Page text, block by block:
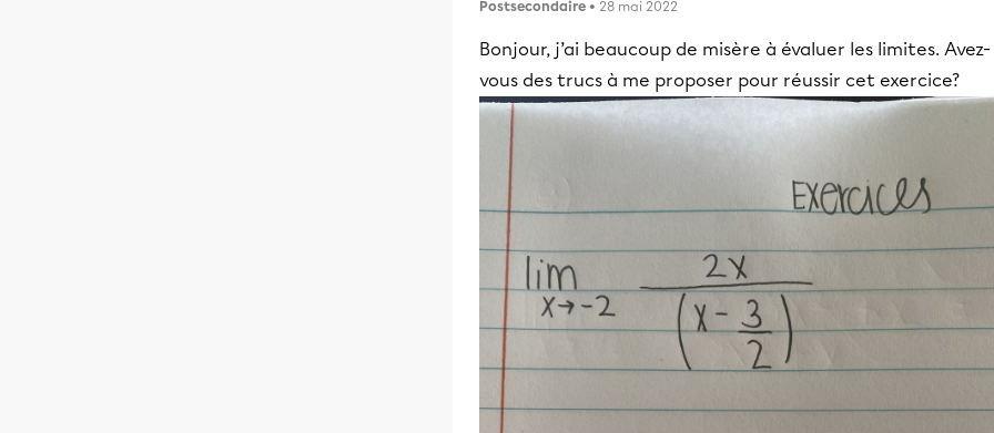
Postsecondaire • 28 mai 2022
Bonjour, j’ai beaucoup de misère à évaluer les limites. Avez-
vous des trucs à me proposer pour réussir cet exercice?